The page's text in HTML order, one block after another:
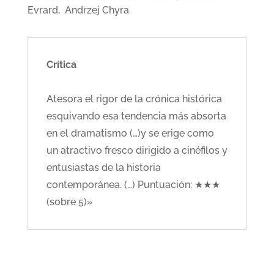
Evrard, Andrzej Chyra
Crítica
Atesora el rigor de la crónica histórica
esquivando esa tendencia más absorta
en el dramatismo (…)y se erige como
un atractivo fresco dirigido a cinéfilos y
entusiastas de la historia
contemporánea. (…) Puntuación: ★★★
(sobre 5)»